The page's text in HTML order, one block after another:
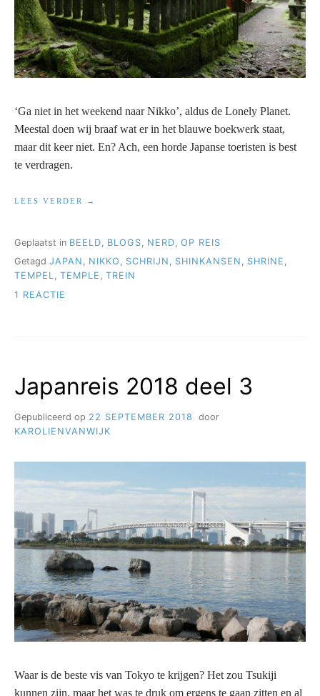
‘Ga niet in het weekend naar Nikko’, aldus de Lonely Planet.
Meestal doen wij braaf wat er in het blauwe boekwerk staat,
maar dit keer niet. En? Ach, een horde Japanse toeristen is best
te verdragen.
LEES VERDER
“JAPANREIS
Geplaatst in BEELD BLOGS NERD OP REIS
Getagd JAPAN , NIKKO , SCHRIJN , SHINKANSEN , SHRINE ,
TEMPEL, TEMPLE , TREIN
1 REACTIE
Japanreis 2018 deel 3
Gepubliceerd op 22 SEPTEMBER 2018
door
KAROLIENVANWIJK
Waar is de beste vis van Tokyo te krijgen? Het zou Tsukiji
kunnen zijn, maar het was te druk om ergens te gaan zitten en al